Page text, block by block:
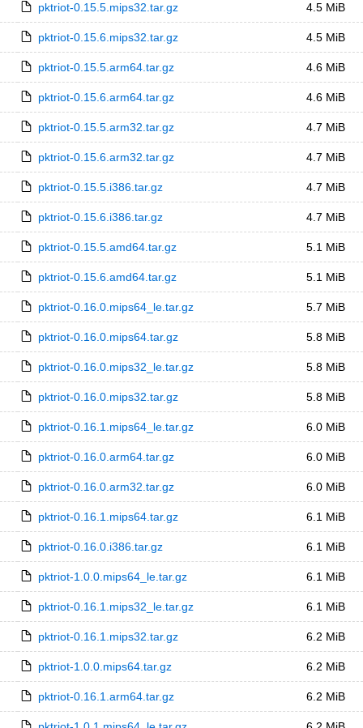
pktriot-0.15.5.mips32.tar.gz 4.5 MiB
pktriot-0.15.6.mips32.tar.gz 4.5 MiB
pktriot-0.15.5.arm64.tar.gz 4.6 MiB
pktriot-0.15.6.arm64.tar.gz 4.6 MiB
pktriot-0.15.5.arm32.tar.gz 4.7 MiB
pktriot-0.15.6.arm32.tar.gz 4.7 MiB
pktriot-0.15.5.i386.tar.gz 4.7 MiB
pktriot-0.15.6.i386.tar.gz 4.7 MiB
pktriot-0.15.5.amd64.tar.gz 5.1 MiB
pktriot-0.15.6.amd64.tar.gz 5.1 MiB
pktriot-0.16.0.mips64_le.tar.gz 5.7 MiB
pktriot-0.16.0.mips64.tar.gz 5.8 MiB
pktriot-0.16.0.mips32_le.tar.gz 5.8 MiB
pktriot-0.16.0.mips32.tar.gz 5.8 MiB
pktriot-0.16.1.mips64_le.tar.gz 6.0 MiB
pktriot-0.16.0.arm64.tar.gz 6.0 MiB
pktriot-0.16.0.arm32.tar.gz 6.0 MiB
pktriot-0.16.1.mips64.tar.gz 6.1 MiB
pktriot-0.16.0.i386.tar.gz 6.1 MiB
pktriot-1.0.0.mips64_le.tar.gz 6.1 MiB
pktriot-0.16.1.mips32_le.tar.gz 6.1 MiB
pktriot-0.16.1.mips32.tar.gz 6.2 MiB
pktriot-1.0.0.mips64.tar.gz 6.2 MiB
pktriot-0.16.1.arm64.tar.gz 6.2 MiB